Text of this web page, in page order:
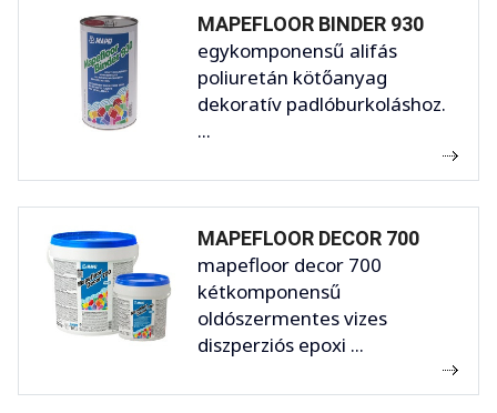
MAPEFLOOR BINDER 930
egykomponensű alifás
poliuretán kötőanyag
dekoratív padlóburkoláshoz.
...
MAPEFLOOR DECOR 700
mapefloor decor 700
kétkomponensű
oldószermentes vizes
diszperziós epoxi ...